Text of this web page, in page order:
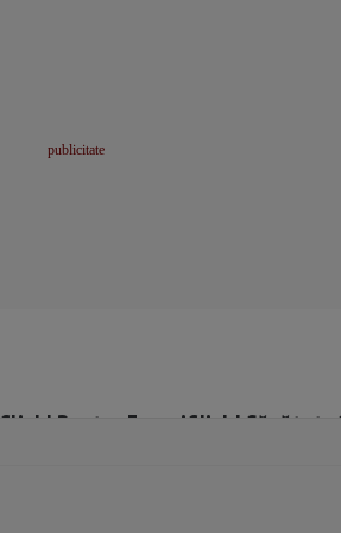
Click! Pentru FemeiClick! Sănătate